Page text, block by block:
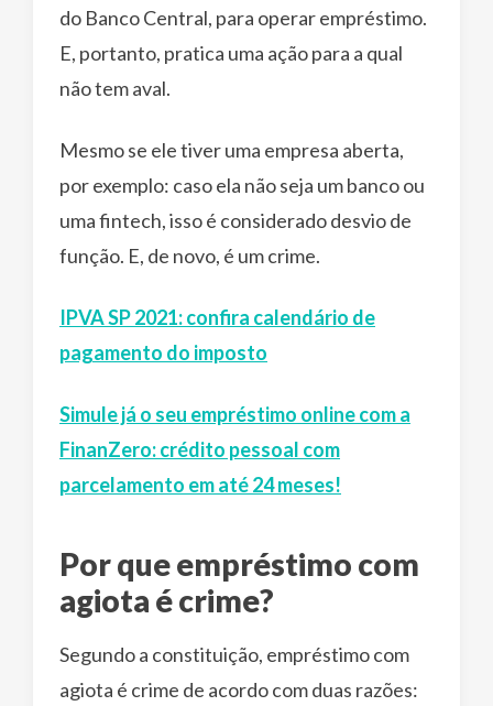
do Banco Central, para operar empréstimo.
E, portanto, pratica uma ação para a qual
não tem aval.
Mesmo se ele tiver uma empresa aberta,
por exemplo: caso ela não seja um banco ou
uma fintech, isso é considerado desvio de
função. E, de novo, é um crime.
IPVA SP 2021: confira calendário de
pagamento do imposto
Simule já o seu empréstimo online com a
FinanZero: crédito pessoal com
parcelamento em até 24 meses!
Por que empréstimo com
agiota é crime?
Segundo a constituição, empréstimo com
agiota é crime de acordo com duas razões: